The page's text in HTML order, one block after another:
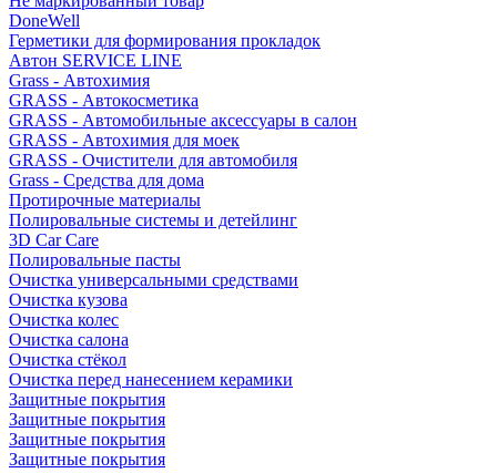
DoneWell
Герметики для формирования прокладок
Автон SERVICE LINE
Grass - Автохимия
GRASS - Автокосметика
GRASS - Автомобильные аксессуары в салон
GRASS - Автохимия для моек
GRASS - Очистители для автомобиля
Grass - Средства для дома
Протирочные материалы
Полировальные системы и детейлинг
3D Car Care
Полировальные пасты
Очистка универсальными средствами
Очистка кузова
Очистка колес
Очистка салона
Очистка стёкол
Очистка перед нанесением керамики
Защитные покрытия
Защитные покрытия
Защитные покрытия
Защитные покрытия